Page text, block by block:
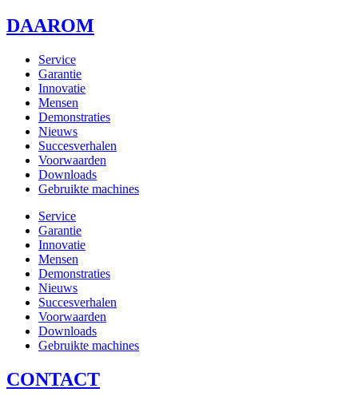
DAAROM
Service
Garantie
Innovatie
Mensen
Demonstraties
Nieuws
Succesverhalen
Voorwaarden
Downloads
Gebruikte machines
Service
Garantie
Innovatie
Mensen
Demonstraties
Nieuws
Succesverhalen
Voorwaarden
Downloads
Gebruikte machines
CONTACT